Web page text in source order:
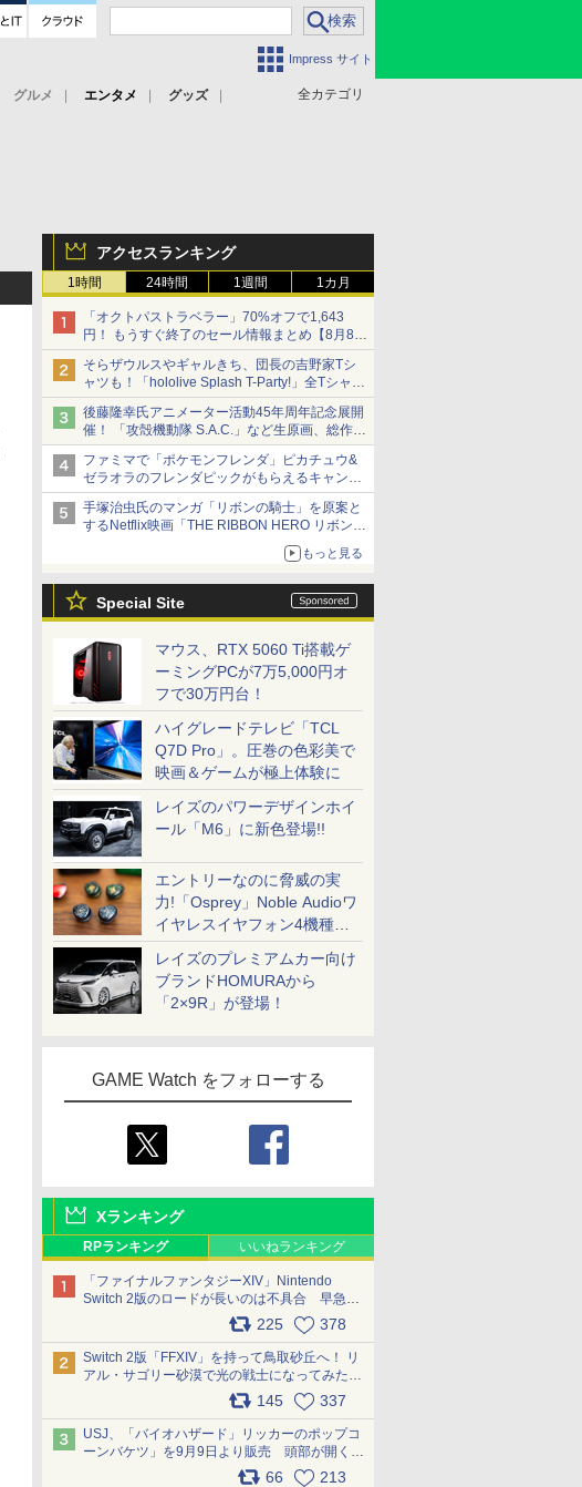
Impress サイト
全カテゴリ
グルメ エンタメ
グッズ
アクセスランキング
1時間 24時間 1週間 1カ月
「オクトパストラベラー」70%オフで1,643
円！ もうすぐ終了のセール情報まとめ【8月8日
更新】
ニンテンドーeショップでは「大神 絶景版」が
67%オフで990円
そらザウルスやギャルきち、団長の吉野家Tシ
ャツも！「hololive Splash T-Party!」全Tシャツ
ラインナップ公開＆オンライン販売開始
後藤隆幸氏アニメーター活動45年周年記念展開
催！ 「攻殻機動隊 S.A.C.」など生原画、総作画
監督修正が展示
ファミマで「ポケモンフレンダ」ピカチュウ&
ゼラオラのフレンダピックがもらえるキャンペ
ーン開催！
手塚治虫氏のマンガ「リボンの騎士」を原案と
するNetflix映画「THE RIBBON HERO リボンヒ
もっと見る
Special Site
マウス、RTX 5060 Ti搭載ゲ
ーミングPCが7万5,000円オ
フで30万円台！
ハイグレードテレビ「TCL
Q7D Pro」。圧巻の色彩美で
映画＆ゲームが極上体験に
レイズのパワーデザインホイ
ール「M6」に新色登場!!
エントリーなのに脅威の実
力!「Osprey」Noble Audioワ
イヤレスイヤフォン4機種を
一気に聴く
レイズのプレミアムカー向け
ブランドHOMURAから
「2×9R」が登場！
GAME Watch をフォローする
Xランキング
RPランキング いいねランキング
「ファイナルファンタジーXIV」Nintendo
Switch 2版のロードが長いのは不具合 早急に
アップデートできるよう対応中225 378
Switch 2版「FFXIV」を持って鳥取砂丘へ！ リ
アル・サゴリー砂漠で光の戦士になってみた
145 337
USJ、「バイオハザード」リッカーのポップコ
ーンバケツ」を9月9日より販売 頭部が開く仕
組み。味は恐怖を堪のう「味噌フレーバー」
66 213